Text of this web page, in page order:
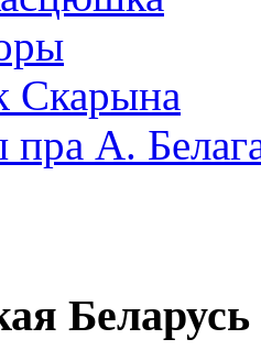
Скарына
А.
Беларусь